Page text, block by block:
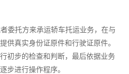
委托方来承运轿车托运业务，在与
供真实身份证原件和行驶证原件。
初步的检查和判断，最后依据业务
步进行操作程序。